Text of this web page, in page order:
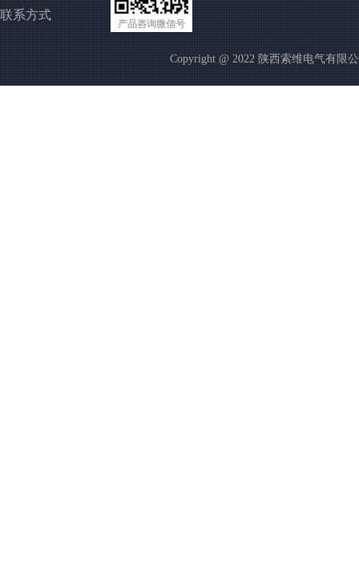
联系方式
产品咨询微信号
Copyright @ 2022 陕西索维电气有限